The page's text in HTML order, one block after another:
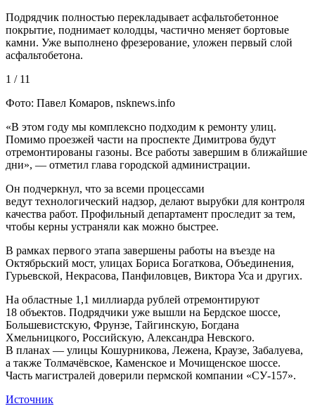
Подрядчик полностью перекладывает асфальтобетонное
покрытие, поднимает колодцы, частично меняет бортовые
камни. Уже выполнено фрезерование, уложен первый слой
асфальтобетона.
1 / 11
Фото: Павел Комаров, nsknews.info
«В этом году мы комплексно подходим к ремонту улиц.
Помимо проезжей части на проспекте Димитрова будут
отремонтированы газоны. Все работы завершим в ближайшие
дни», — отметил глава городской администрации.
Он подчеркнул, что за всеми процессами
ведут технологический надзор, делают вырубки для контроля
качества работ. Профильный департамент проследит за тем,
чтобы керны уcтраняли как можно быстрее.
В рамках первого этапа завершены работы на въезде на
Октябрьский мост, улицах Бориса Богаткова, Объединения,
Гурьевской, Некрасова, Панфиловцев, Виктора Уса и других.
На областные 1,1 миллиарда рублей отремонтируют
18 объектов. Подрядчики уже вышли на Бердское шоссе,
Большевистскую, Фрунзе, Тайгинскую, Богдана
Хмельницкого, Российскую, Александра Невского.
В планах — улицы Кошурникова, Лежена, Краузе, Забалуева,
а также Толмачёвское, Каменское и Мочищенское шоссе.
Часть магистралей доверили пермской компании «СУ-157».
Источник